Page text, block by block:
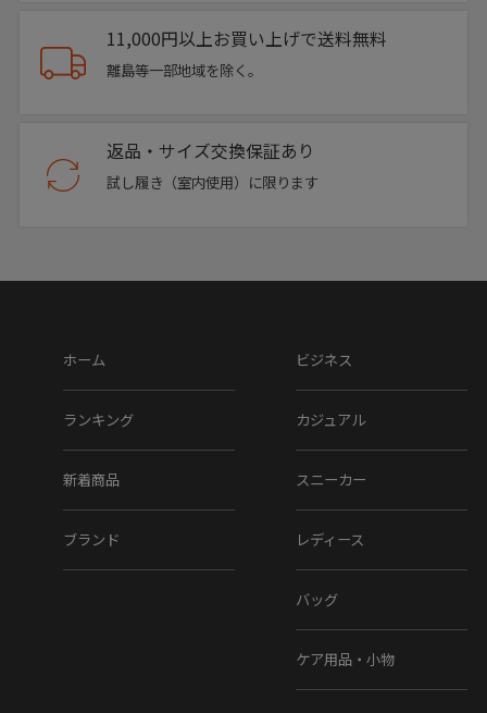
11,000円以上お買い上げで送料無料
離島等一部地域を除く。
返品・サイズ交換保証あり
試し履き（室内使用）に限ります
ホーム
ランキング
新着商品
ブランド
ビジネス
カジュアル
スニーカー
レディース
バッグ
ケア用品・小物